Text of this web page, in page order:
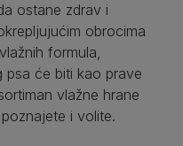
ostane zdrav i
obrocima
formula,
psa će biti kao prave
vlažne hrane
i volite.